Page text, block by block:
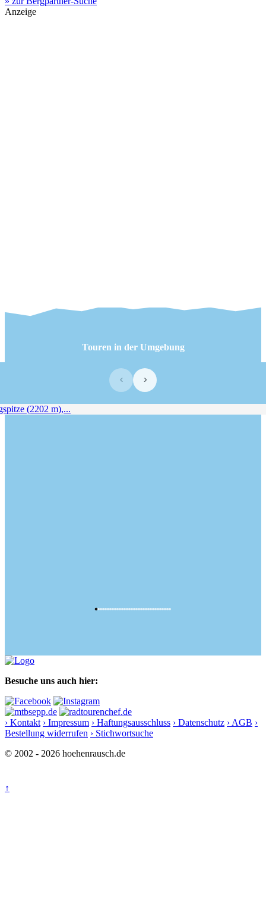
Anzeige
Touren in der Umgebung
‹ ›
Besuche uns auch hier:
› Kontakt › Impressum › Haftungsausschluss › Datenschutz › AGB ›
Bestellung widerrufen › Stichwortsuche
© 2002 - 2026 hoehenrausch.de
↑